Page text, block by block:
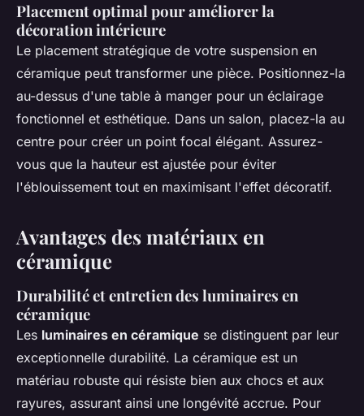
Placement optimal pour améliorer la
décoration intérieure
Le placement stratégique de votre suspension en
céramique peut transformer une pièce. Positionnez-la
au-dessus d'une table à manger pour un éclairage
fonctionnel et esthétique. Dans un salon, placez-la au
centre pour créer un point focal élégant. Assurez-
vous que la hauteur est ajustée pour éviter
l'éblouissement tout en maximisant l'effet décoratif.
Avantages des matériaux en
céramique
Durabilité et entretien des luminaires en
céramique
Les luminaires en céramique se distinguent par leur
exceptionnelle durabilité. La céramique est un
matériau robuste qui résiste bien aux chocs et aux
rayures, assurant ainsi une longévité accrue. Pour